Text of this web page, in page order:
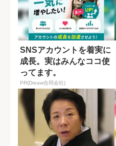
SNSアカウントを着実に
成長。実はみんなココ使
ってます。
PR(Dreaw合同会社)